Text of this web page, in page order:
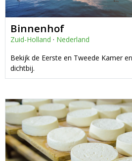
Binnenhof
Zuid-Holland · Nederland
Bekijk de Eerste en Tweede Kamer
dichtbij.